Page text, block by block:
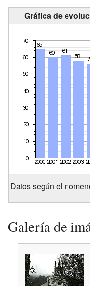
Gráfica de
Datos según el
Galería de